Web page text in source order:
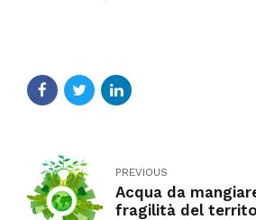
PREVIOUS
Acqua da
fragilità del